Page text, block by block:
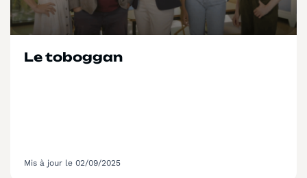
Le toboggan
Mis à jour le 02/09/2025